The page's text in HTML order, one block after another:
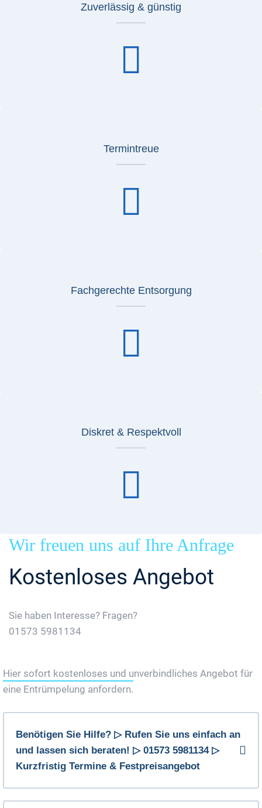
Zuverlässig & günstig
Termintreue
Fachgerechte Entsorgung
Diskret & Respektvoll
Wir freuen uns auf Ihre Anfrage
Kostenloses Angebot
Sie haben Interesse? Fragen?
01573 5981134
Hier sofort kostenloses und unverbindliches Angebot für
eine Entrümpelung anfordern.
Benötigen Sie Hilfe? ▷ Rufen Sie uns einfach an
und lassen sich beraten! ▷ 01573 5981134 ▷
Kurzfristig Termine & Festpreisangebot